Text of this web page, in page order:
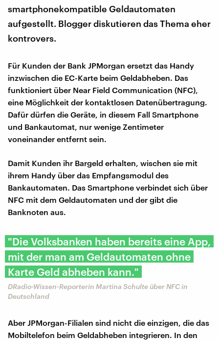
smartphonekompatible Geldautomaten
aufgestellt. Blogger diskutieren das Thema eher
kontrovers.
Für Kunden der Bank JPMorgan ersetzt das Handy
inzwischen die EC-Karte beim Geldabheben. Das
funktioniert über Near Field Communication (NFC),
eine Möglichkeit der kontaktlosen Datenübertragung.
Dafür dürfen die Geräte, in diesem Fall Smartphone
und Bankautomat, nur wenige Zentimeter
voneinander entfernt sein.
Damit Kunden ihr Bargeld erhalten, wischen sie mit
ihrem Handy über das Empfangsmodul des
Bankautomaten. Das Smartphone verbindet sich über
NFC mit dem Geldautomaten und der gibt die
Banknoten aus.
"Die Volksbanken haben bereits eine App,
mit der man am Geldautomaten ohne
Karte Geld abheben kann."
DRadio-Wissen-Reporterin Martina Schulte über NFC in
Deutschland
Aber JPMorgan-Filialen sind nicht die einzigen, die das
Mobiltelefon beim Geldabheben integrieren. In den